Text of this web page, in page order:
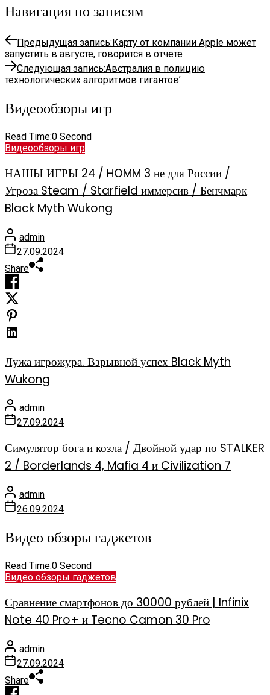
Навигация по записям
Предыдущая запись:Карту от компании Apple может
запустить в августе, говорится в отчете
Следующая запись:Австралия в полицию
технологических алгоритмов гигантов’
Видеообзоры игр
Read Time:0 Second
Видеообзоры игр
НАШЫ ИГРЫ 24 / HOMM 3 не для России /
Угроза Steam / Starfield иммерсив / Бенчмарк
Black Myth Wukong
admin
27.09.2024
Share
Лужа игрожура. Взрывной успех Black Myth
Wukong
admin
27.09.2024
Симулятор бога и козла / Двойной удар по STALKER
2 / Borderlands 4, Mafia 4 и Civilization 7
admin
26.09.2024
Видео обзоры гаджетов
Read Time:0 Second
Видео обзоры гаджетов
Сравнение смартфонов до 30000 рублей | Infinix
Note 40 Pro+ и Tecno Camon 30 Pro
admin
27.09.2024
Share